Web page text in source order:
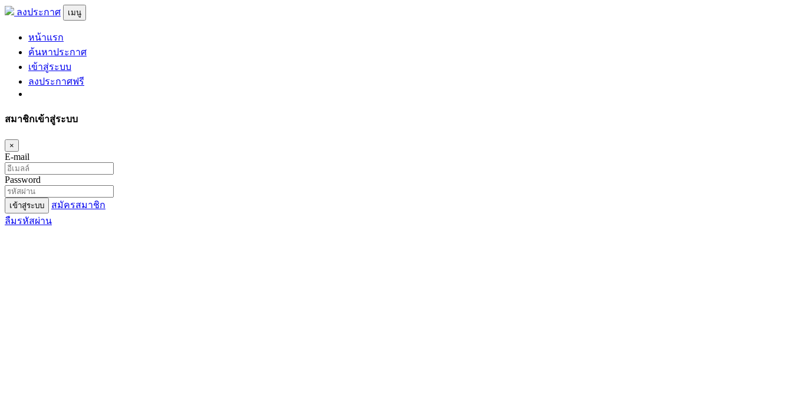
ลงประกาศ เมนู
หน้าแรก
ค้นหาประกาศ
เข้าสู่ระบบ
ลงประกาศฟรี
สมาชิกเข้าสู่ระบบ
×
E-mail
Password
เข้าสู่ระบบ
สมัครสมาชิก
ลืมรหัสผ่าน